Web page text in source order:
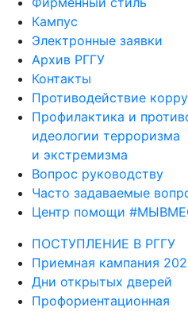
Кампус
Электронные заявки
Архив РГГУ
Контакты
Противодействие
Профилактика и
идеологии терроризма
и экстремизма
Вопрос руководству
Часто задаваемые
Центр помощи
ПОСТУПЛЕНИЕ В РГГУ
Приемная кампания
Дни открытых дверей
Профориентационная